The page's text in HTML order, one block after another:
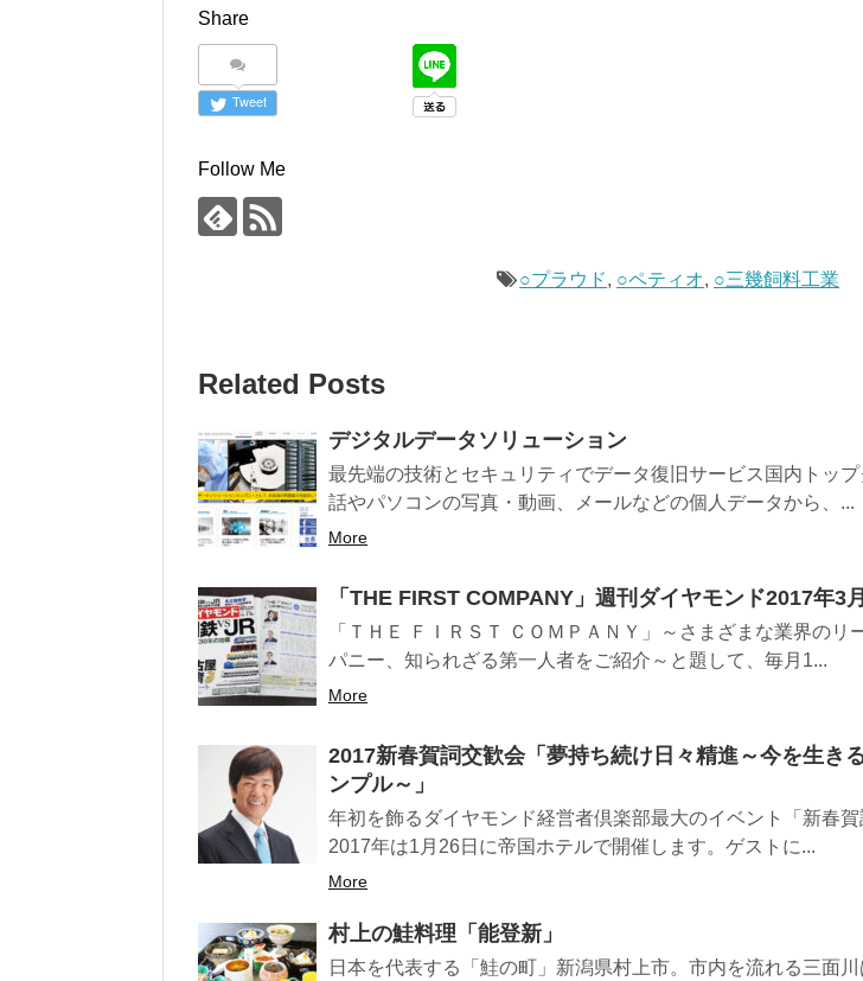
Share
Tweet
Follow Me
○プラウド, ○ペティオ, ○三幾飼料工業
Related Posts
デジタルデータソリューション
最先端の技術とセキュリティでデータ復旧サービス国内トッ
話やパソコンの写真・動画、メールなどの個人データから、...
More
「THE FIRST COMPANY」週刊ダイヤモンド2017年3
「ＴＨＥ ＦＩＲＳＴ ＣＯＭＰＡＮＹ」～さまざまな業界のリ
パニー、知られざる第一人者をご紹介～と題して、毎月1...
More
2017新春賀詞交歓会「夢持ち続け日々精進～今を生
ンプル～」
年初を飾るダイヤモンド経営者倶楽部最大のイベント「新春賀
2017年は1月26日に帝国ホテルで開催します。ゲストに...
More
村上の鮭料理「能登新」
日本を代表する「鮭の町」新潟県村上市。市内を流れる三面